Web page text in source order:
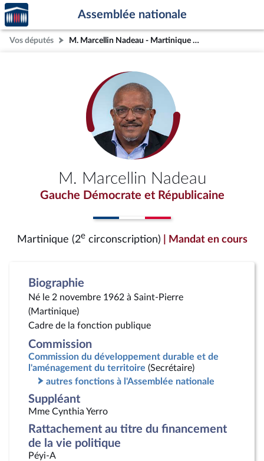
Aller au contenu
Aller en bas de la page
Accèder
à la
page
d'accueil
Assemblée nationale
Vos députés M. Marcellin Nadeau - Martinique (2e circonscription)
M. Marcellin Nadeau
Gauche Démocrate et Républicaine
Martinique (2ecirconscription) | Mandat en cours
Biographie
Né le 2 novembre 1962 à Saint-Pierre
(Martinique)
Cadre de la fonction publique
Commission
Commission du développement durable et de
l'aménagement du territoire (Secrétaire)
autres fonctions à l'Assemblée nationale
Suppléant
Mme Cynthia Yerro
Rattachement au titre du financement
de la vie politique
Péyi-A